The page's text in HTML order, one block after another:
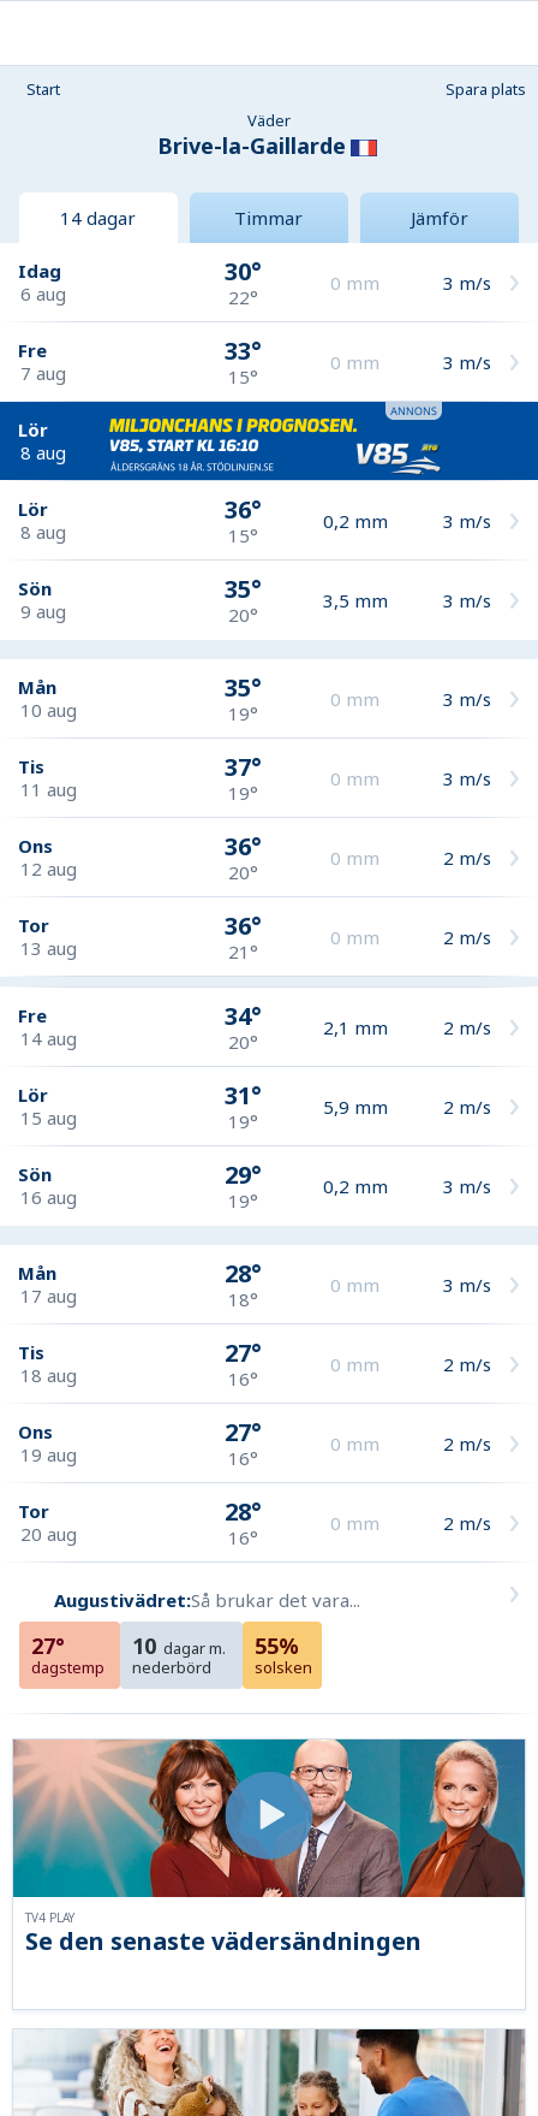
Start
Spara plats
Väder
Brive-la-Gaillarde
14 dagar Timmar Jämför
Idag
6 aug
30°
22°
0 mm 3 m/s
Fre
7 aug
33°
15°
0 mm 3 m/s
Lör
8 aug
Lör
8 aug
36°
15°
0,2 mm 3 m/s
Sön
9 aug
35°
20°
3,5 mm 3 m/s
Mån
10 aug
35°
19°
0 mm 3 m/s
Tis
11 aug
37°
19°
0 mm 3 m/s
Ons
12 aug
36°
20°
0 mm 2 m/s
Tor
13 aug
36°
21°
0 mm 2 m/s
Fre
14 aug
34°
20°
2,1 mm 2 m/s
Lör
15 aug
31°
19°
5,9 mm 2 m/s
Sön
16 aug
29°
19°
0,2 mm 3 m/s
Mån
17 aug
28°
18°
0 mm 3 m/s
Tis
18 aug
27°
16°
0 mm 2 m/s
Ons
19 aug
27°
16°
0 mm 2 m/s
Tor
20 aug
28°
16°
0 mm 2 m/s
Augustivädret:Så brukar det vara...
27°
dagstemp
10 dagar m.
nederbörd
55%
solsken
Se den senaste vädersändningen
TV4 PLAY